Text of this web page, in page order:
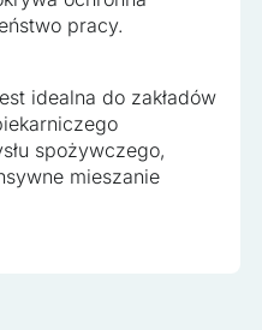
pracy.
idealna do zakładów
spożywczego,
mieszanie